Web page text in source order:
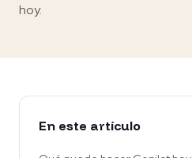
hoy.
En este artículo